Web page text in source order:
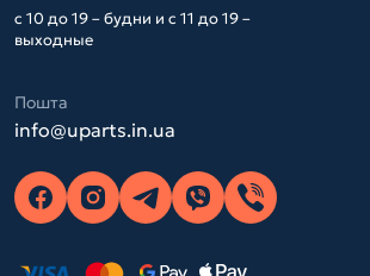
с 10 до 19 – будни и с 11 до 19 –
выходные
Пошта
info@uparts.in.ua